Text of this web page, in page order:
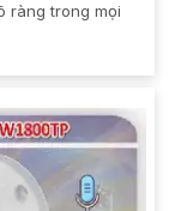
ràng trong mọi